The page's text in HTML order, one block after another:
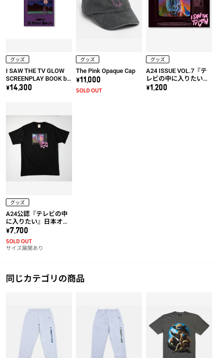
グッズ
I SAW THE TV GLOW
SCREENPLAY BOOK by
Jane Schoenbrun
\14,300
グッズ
The Pink Opaque Cap
\11,000
SOLD OUT
グッズ
A24 ISSUE VOL.7『テ
レビの中に入りたい』
パンフレット【A24シ
\1,200
グッズ
A24公認『テレビの中
に入りたい』日本オリ
ジナルTシャツ（アイ
\7,700
サイズ展開あり
SOLD OUT
同じカテゴリの商品